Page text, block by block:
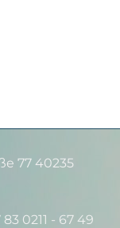
77 40235
0211 - 67 49